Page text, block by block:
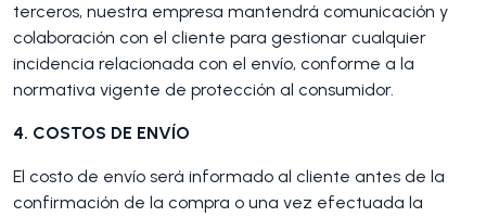
terceros, nuestra empresa mantendrá comunicación y
colaboración con el cliente para gestionar cualquier
incidencia relacionada con el envío, conforme a la
normativa vigente de protección al consumidor.
4. COSTOS DE ENVÍO
El costo de envío será informado al cliente antes de la
confirmación de la compra o una vez efectuada la